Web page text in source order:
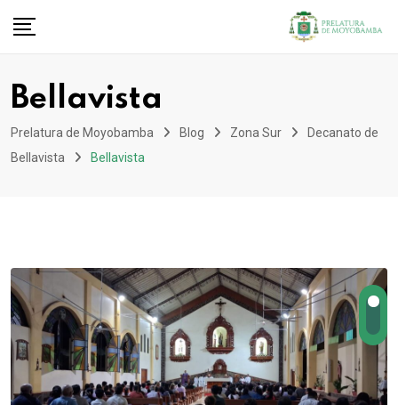
Bellavista
Prelatura de Moyobamba Blog Zona Sur
Decanato de
Bellavista
Bellavista